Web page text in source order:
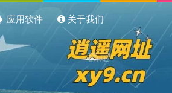
应用软件 关于我们